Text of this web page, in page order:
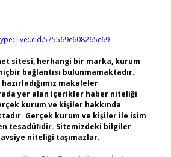
live:.cid.575569c608265c69
sitesi, herhangi bir marka, kurum
bağlantısı bulunmamaktadır.
makaleler
yer alan içerikler haber niteliği
kurum ve kişiler hakkında
Gerçek kurum ve kişiler ile isim
tesadüfidir. Sitemizdeki bilgiler
niteliği taşımazlar.